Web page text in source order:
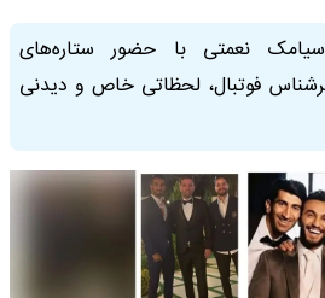
نعمتی با حضور ستاره‌های
فوتبال، لحظاتی خاص و دیدنی